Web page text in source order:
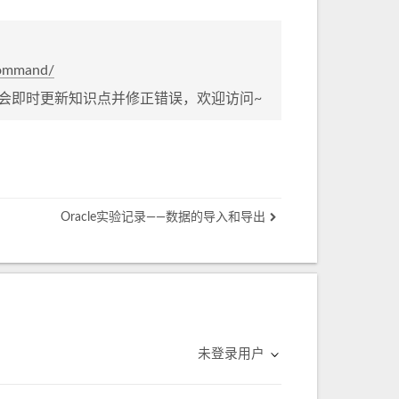
即时更新知识点并修正错误，欢迎访问~
Oracle实验记录——数据的导入和导出
未登录用户